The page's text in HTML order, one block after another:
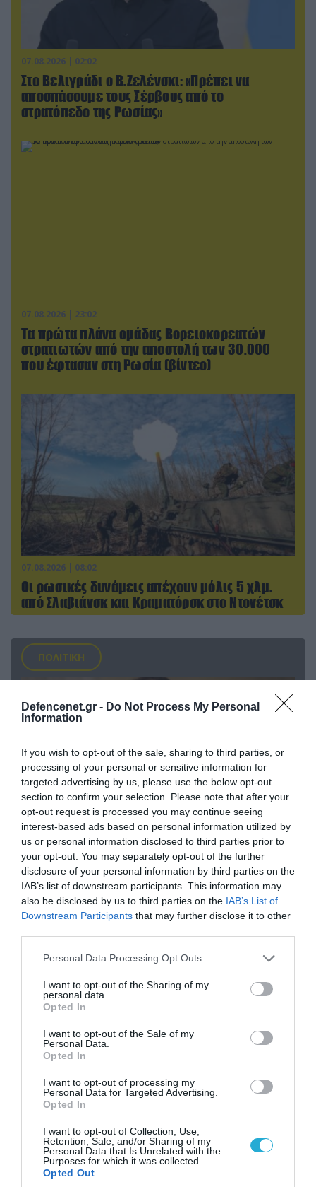
Defencenet.gr - Do Not Process My Personal
Information
If you wish to opt-out of the sale, sharing to third parties, or
processing of your personal or sensitive information for
targeted advertising by us, please use the below opt-out
section to confirm your selection. Please note that after your
opt-out request is processed you may continue seeing
interest-based ads based on personal information utilized by
us or personal information disclosed to third parties prior to
your opt-out. You may separately opt-out of the further
disclosure of your personal information by third parties on the
IAB’s list of downstream participants. This information may
also be disclosed by us to third parties on the IAB’s List of
Downstream Participants that may further disclose it to other
Please note that this website/app uses one or more Google
not limited to your visit or usage behaviour. You may click to
grant or deny consent to Google and its third-party tags to
use your data for below specified purposes in below Google
consent section.
Personal Data Processing Opt Outs
I want to opt-out of the Sharing of my
personal data.
Opted In
I want to opt-out of the Sale of my
Personal Data.
Opted In
I want to opt-out of processing my
Personal Data for Targeted Advertising.
Opted In
I want to opt-out of Collection, Use,
Retention, Sale, and/or Sharing of my
Personal Data that Is Unrelated with the
Purposes for which it was collected.
Opted Out
07.08.2026 | 02:02
Στο Βελιγράδι ο Β.Ζελένσκι: «Πρέπει να
αποσπάσουμε τους Σέρβους από το
στρατόπεδο της Ρωσίας»
07.08.2026 | 23:02
Τα πρώτα πλάνα ομάδας Βορειοκορεατών
στρατιωτών από την αποστολή των 30.000
που έφτασαν στη Ρωσία (βίντεο)
07.08.2026 | 08:02
Οι ρωσικές δυνάμεις απέχουν μόλις 5 χλμ.
από Σλαβιάνσκ και Κραματόρσκ στο Ντονέτσκ
ΠΟΛΙΤΙΚΗ
07.08.2026 | 20:02
Ο Γιάννης Αλαφούζος «τέλειωσε» τον
Κωνσταντίνο Ζούλα από τον ΣΚΑΪ – Ο λόγος της
απομάκρυνσής του
06.08.2026 | 14:02
Αθήνα: Απομακρύνθηκαν παράνομα
αντικείμενα από κοινόχρηστους χώρους